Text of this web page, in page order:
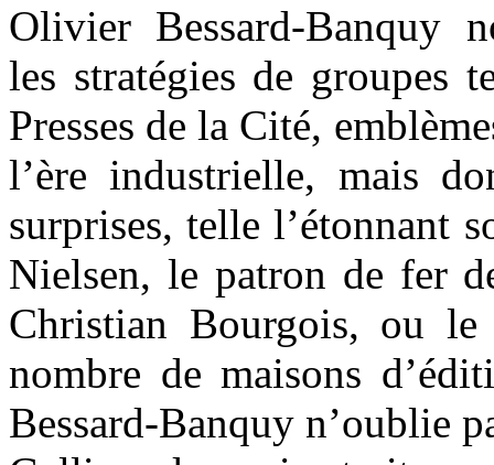
Olivier Bessard-Banquy
les stratégies de groupes
Presses de la Cité,
l’ère industrielle, mais
surprises, telle l’étonnant
Nielsen, le patron de fer
Christian Bourgois, ou le
nombre de maisons
Bessard-Banquy n’oublie